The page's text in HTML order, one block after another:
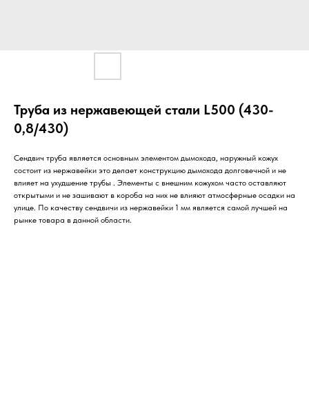
Труба из нержавеющей стали L500 (430-
0,8/430)
Сендвич труба является основным элементом дымохода, наружный кожух
состоит из нержавейки это делает конструкцию дымохода долговечной и не
влияет на ухудшение трубы . Элементы с внешним кожухом часто оставляют
открытыми и не зашивают в короба на них не влияют атмосферные осадки на
улице. По качеству сендвичи из нержавейки 1 мм является самой лучшей на
рынке товара в данной области.